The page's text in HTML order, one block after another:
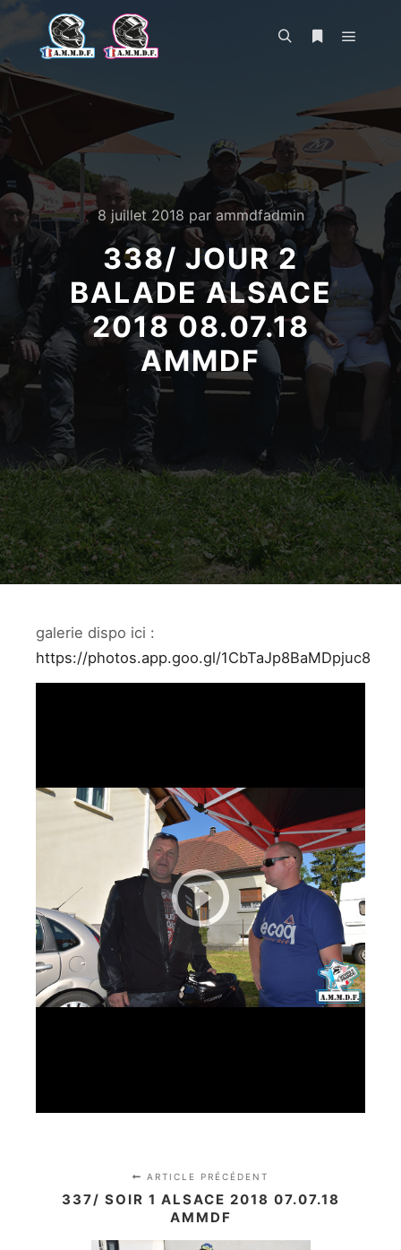
8 juillet 2018 par ammdfadmin
338/ JOUR 2
BALADE ALSACE
2018 08.07.18
AMMDF
galerie dispo ici :
https://photos.app.goo.gl/1CbTaJp8BaMDpjuc8
ARTICLE PRÉCÉDENT
337/ SOIR 1 ALSACE 2018 07.07.18
AMMDF